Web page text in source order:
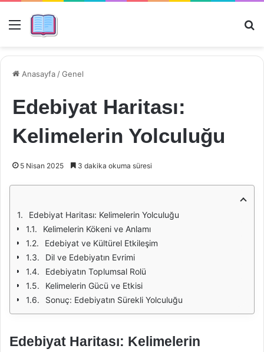
Menü
Anasayfa /Genel
Edebiyat Haritası:
Kelimelerin Yolculuğu
5 Nisan 2025 3 dakika okuma süresi
Edebiyat Haritası: Kelimelerin Yolculuğu
Kelimelerin Kökeni ve Anlamı
Edebiyat ve Kültürel Etkileşim
Dil ve Edebiyatın Evrimi
Edebiyatın Toplumsal Rolü
Kelimelerin Gücü ve Etkisi
Sonuç: Edebiyatın Sürekli Yolculuğu
Edebiyat Haritası: Kelimelerin